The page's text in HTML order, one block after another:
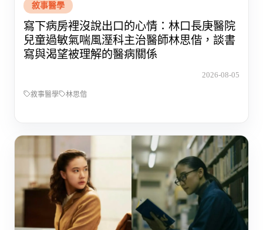
敘事醫學
寫下病房裡沒說出口的心情：林口長庚醫院
兒童過敏氣喘風溼科主治醫師林思偕，談書
寫與渴望被理解的醫病關係
2026-08-05
敘事醫學 林思偕